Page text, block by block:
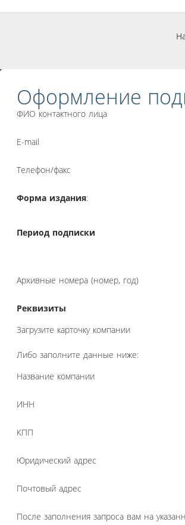
Оформление
ФИО контактного лица
E-mail
Телефон/факс
Форма издания:
Период подписки
Архивные номера (номер, год)
Реквизиты
Загрузите карточку компании
Либо заполните данные ниже:
Название компании
ИНН
КПП
Юридический адрес
Почтовый адрес
После заполнения запроса вам на